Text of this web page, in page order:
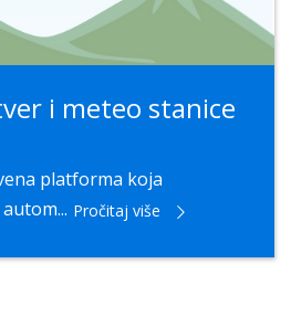
i meteo stanice
platforma koja
Pročitaj više